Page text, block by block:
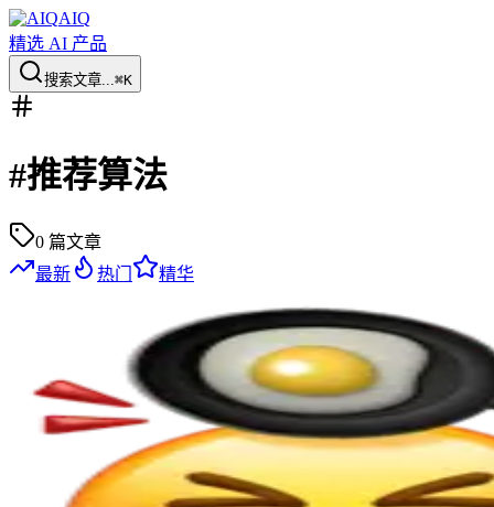
AIQ
精选 AI 产品
搜索文章...⌘K
#推荐算法
0 篇文章
最新
热门 精华